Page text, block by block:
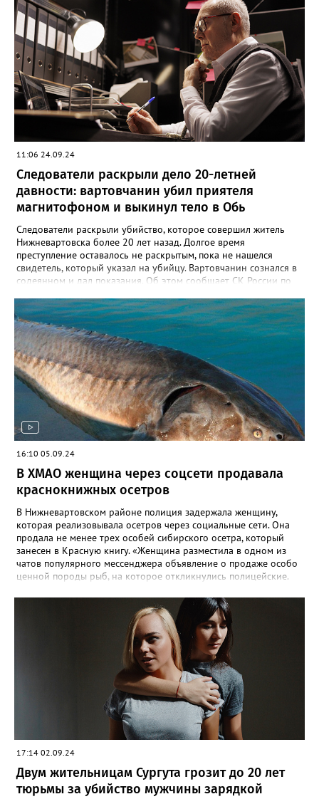
своим знакомым в тамбуре жилого дома. Произошла потасовка
и югорчанин совершил убийство кухонным ножом. Он нанес
потерпевшему 64 удара по различным частям тела, которые
стали причиной смерти. Во время судебного заседания
югорчанин признал свою вину, но от дачи показаний
отказался.
11:06 24.09.24
Следователи раскрыли дело 20-летней
давности: вартовчанин убил приятеля
магнитофоном и выкинул тело в Обь
Следователи раскрыли убийство, которое совершил житель
Нижневартовска более 20 лет назад. Долгое время
преступление оставалось не раскрытым, пока не нашелся
свидетель, который указал на убийцу. Вартовчанин сознался в
содеянном и дал показания. Об этом сообщает СК России по
декабря 2001 года 22 летний вартовчанин находился в
квартире по улице Менделеева вместе со своим 29-летним
знакомым. Произошла ссора и мужчина нанес приятелю
множественные удары руками и кассетным магнитофоном в
голову. От полученных травм он скончался. Вартовчанин
испугался и выбросил тело в Обь. Уголовное дело с
обвинительным заключением направлено в суд для
рассмотрения. Вартовчанину грозит до пятнадцати лет
лишения свободы.
16:10 05.09.24
В ХМАО женщина через соцсети продавала
краснокнижных осетров
В Нижневартовском районе полиция задержала женщину,
которая реализовывала осетров через социальные сети. Она
продала не менее трех особей сибирского осетра, который
занесен в Красную книгу. «Женщина разместила в одном из
чатов популярного мессенджера объявление о продаже особо
ценной породы рыб, на которое откликнулись полицейские.
краснокнижная рыба, приготовленная к дальнейшей
реализации», - сообщили в МВД по ХМАО-Югре. На югорчанку
возбудили уголовное дело за незаконную добычу и оборот
особо ценных водных биологических ресурсов, занесенным в
Красную книгу. В настоящее время она находится под
подпиской о невыезде. Напомним, за отлов одной особи
Сибирского осетра грозит штраф в размере 481 тысячи
рублей, а за незаконный оборот предусмотрено наказание в
виде лишения свободы на срок до 4 лет со штрафом в размере
до 1 миллиона рублей.
17:14 02.09.24
Двум жительницам Сургута грозит до 20 лет
тюрьмы за убийство мужчины зарядкой